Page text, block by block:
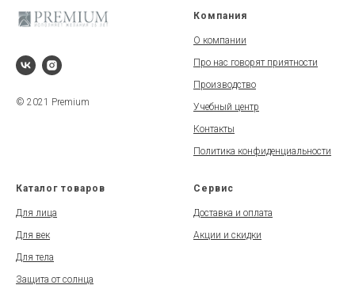
© 2021 Premium
Компания
О компании
Про нас говорят приятности
Производство
Учебный центр
Контакты
Политика конфиденциальности
Каталог товаров
Для лица
Для век
Для тела
Защита от солнца
Сервис
Доставка и оплата
Акции и скидки